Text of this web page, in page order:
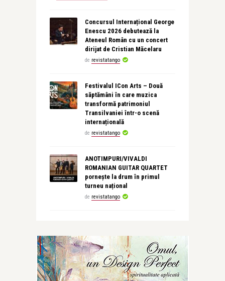
Concursul Internațional George
Enescu 2026 debutează la
Ateneul Român cu un concert
dirijat de Cristian Măcelaru
de revistatango
Festivalul ICon Arts – Două
săptămâni în care muzica
transformă patrimoniul
Transilvaniei într-o scenă
internațională
de revistatango
ANOTIMPURI/VIVALDI
ROMANIAN GUITAR QUARTET
pornește la drum în primul
turneu național
de revistatango